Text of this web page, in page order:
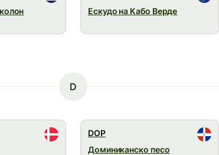
Ескудо на Кабо Верде
D
DOP
Доминиканско песо